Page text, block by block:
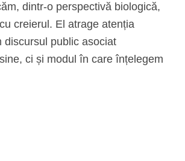
dintr-o perspectivă biologică,
creierul. El atrage atenția
discursul public asociat
ci și modul în care înțelegem